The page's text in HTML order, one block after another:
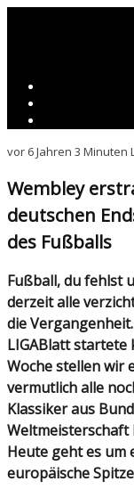
vor 6 Jahren 3 Minuten
Wembley
deutschen
des Fußballs
Fußball, du fehlst uns. Während wir auf aktuellen Sport
derzeit alle
die
LIGABlatt startete
Woche stellen wir
vermutlich alle
Klassiker aus
Heute geht es um
europäische